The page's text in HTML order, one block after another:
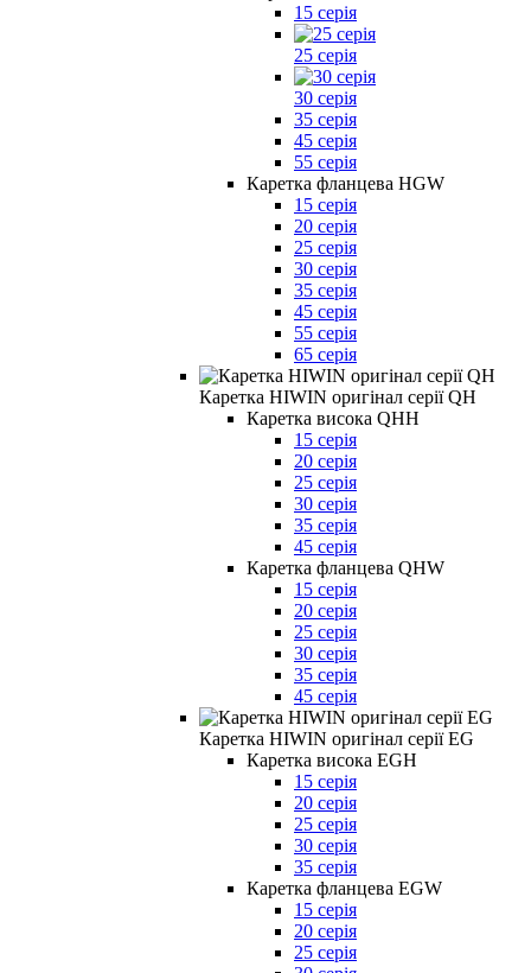
15 серія
25 серія
30 серія
35 серія
45 серія
55 серія
Каретка фланцева HGW
15 серія
20 серія
25 серія
30 серія
35 серія
45 серія
55 серія
65 серія
Каретка HIWIN оригінал серії QH
Каретка висока QHH
15 серія
20 серія
25 серія
30 серія
35 серія
45 серія
Каретка фланцева QHW
15 серія
20 серія
25 серія
30 серія
35 серія
45 серія
Каретка HIWIN оригінал серії EG
Каретка висока EGH
15 серія
20 серія
25 серія
30 серія
35 серія
Каретка фланцева EGW
15 серія
20 серія
25 серія